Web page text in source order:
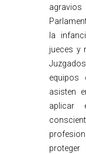
la
jueces y
equipos
asisten
aplicar